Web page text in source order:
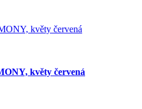
květy červená